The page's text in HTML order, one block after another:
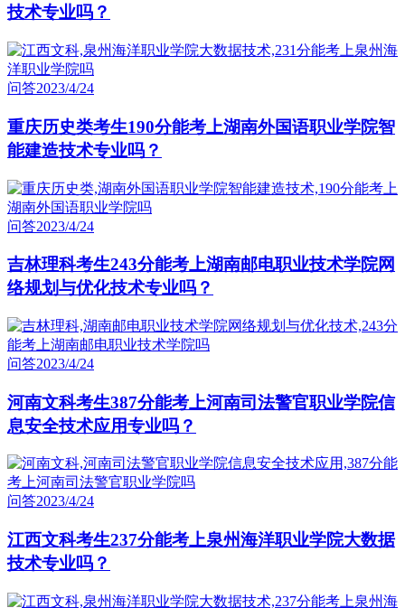
技术专业吗？
问答2023/4/24
重庆历史类考生190分能考上湖南外国语职业学院智
能建造技术专业吗？
问答2023/4/24
吉林理科考生243分能考上湖南邮电职业技术学院网
络规划与优化技术专业吗？
问答2023/4/24
河南文科考生387分能考上河南司法警官职业学院信
息安全技术应用专业吗？
问答2023/4/24
江西文科考生237分能考上泉州海洋职业学院大数据
技术专业吗？